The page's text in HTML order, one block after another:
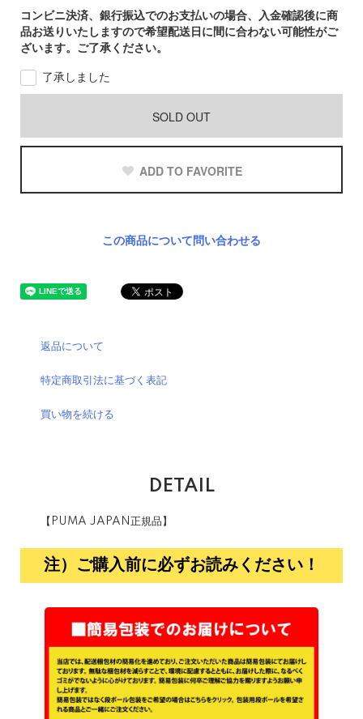
コンビニ決済、銀行振込でのお支払いの場合、入金確認後に商
品お送りいたしますので希望配送日に間に合わない可能性がご
ざいます。ご了承ください。
了承しました
SOLD OUT
ADD TO FAVORITE
この商品について問い合わせる
返品について
特定商取引法に基づく表記
買い物を続ける
DETAIL
【PUMA JAPAN正規品】
注）ご購入前に必ずお読みください！